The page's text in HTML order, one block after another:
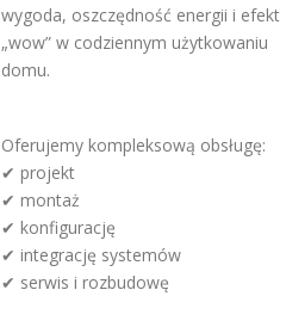
wygoda, oszczędność energii i efekt
„wow” w codziennym użytkowaniu
domu.
Oferujemy kompleksową obsługę:
✔ projekt
✔ montaż
✔ konfigurację
✔ integrację systemów
✔ serwis i rozbudowę